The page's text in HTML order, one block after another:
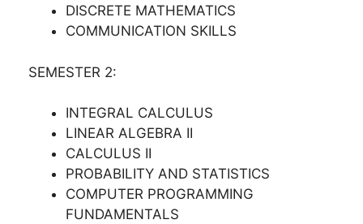
DISCRETE MATHEMATICS
COMMUNICATION SKILLS
SEMESTER 2:
INTEGRAL CALCULUS
LINEAR ALGEBRA II
CALCULUS II
PROBABILITY AND STATISTICS
COMPUTER PROGRAMMING
FUNDAMENTALS